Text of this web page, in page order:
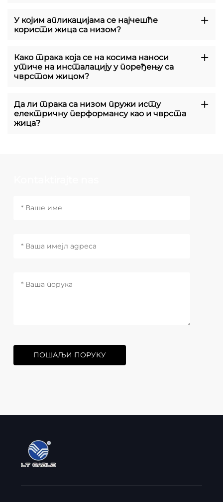
У којим апликацијама се најчешће
користи жица са низом?
Како трака која се на косима наноси
утиче на инсталацију у поређењу са
чврстом жицом?
Да ли трака са низом пружи исту
електричну перформансу као и чврста
жица?
ПОШАЉИ ПОРУКУ